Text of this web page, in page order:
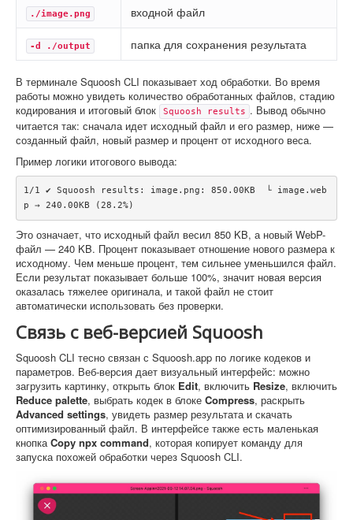
./image.png входной файл
-d ./output папка для сохранения результата
В терминале Squoosh CLI показывает ход обработки. Во время
работы можно увидеть количество обработанных файлов, стадию
кодирования и итоговый блок
Squoosh results . Вывод обычно
читается так: сначала идет исходный файл и его размер, ниже —
созданный файл, новый размер и процент от исходного веса.
Пример логики итогового вывода:
1/1 ✔ Squoosh results: image.png: 850.00KB  └ image.web
p → 240.00KB (28.2%)
Это означает, что исходный файл весил 850 KB, а новый WebP-
файл — 240 KB. Процент показывает отношение нового размера к
исходному. Чем меньше процент, тем сильнее уменьшился файл.
Если результат показывает больше 100%, значит новая версия
оказалась тяжелее оригинала, и такой файл не стоит
автоматически использовать без проверки.
Связь с веб-версией Squoosh
Squoosh CLI тесно связан с Squoosh.app по логике кодеков и
параметров. Веб-версия дает визуальный интерфейс: можно
загрузить картинку, открыть блок Edit, включить Resize, включить
Reduce palette, выбрать кодек в блоке Compress, раскрыть
Advanced settings, увидеть размер результата и скачать
оптимизированный файл. В интерфейсе также есть маленькая
кнопка Copy npx command, которая копирует команду для
запуска похожей обработки через Squoosh CLI.